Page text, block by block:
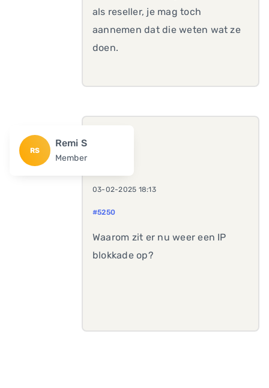
als reseller, je mag toch
aannemen dat die weten wat ze
doen.
RS
Remi S
Member
03-02-2025 18:13
#5250
Waarom zit er nu weer een IP
blokkade op?